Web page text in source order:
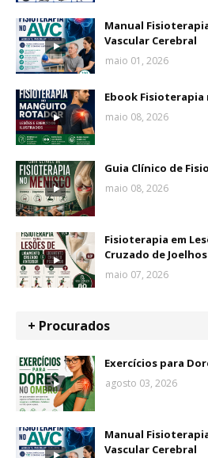
Manual
Vascular Cerebral
maio 01, 2026
Ebook
maio 08, 2026
Guia Clínico de
maio 08, 2026
Fisioterapia em
Cruzado de Joelhos
maio 07, 2026
+ Procurados
Exercícios para
agosto 03, 2026
Manual
Vascular Cerebral